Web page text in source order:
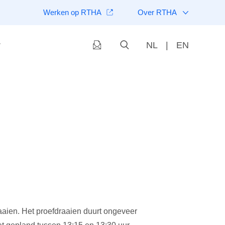
Werken op RTHA Over RTHA
NL | EN
Het proefdraaien duurt ongeveer